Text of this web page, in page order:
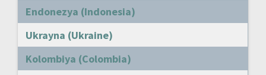
Endonezya (Indonesia)
Ukrayna (Ukraine)
Kolombiya (Colombia)